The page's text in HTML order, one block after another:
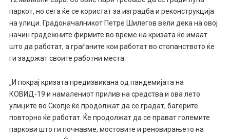
паркот, но сега ќе се користат за изградба и реконструкција
на улици. Градоначалникот Петре Шилегов вели дека на овој
начин градежните фирмите во време на кризата ќе имаат
што да работат, а граѓаните кои работат во стопанството ќе
ги задржат своите работни места.
„И покрај кризата предизвикана од пандемијата на
КОВИД-19 и намалениот прилив на средства и ова лето
улиците во Скопје ќе продолжат да се градат, багерите
повторно ќе работат. Ќе продолжат да се прават големите
паркови што ги почнавме, мостовите и реновирањето на